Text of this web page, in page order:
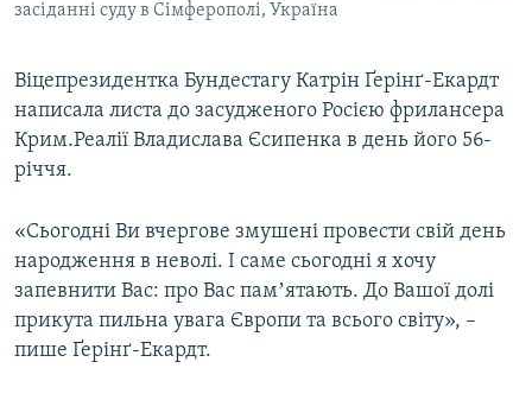
засіданні суду в Сімферополі, Україна
Віцепрезидентка Бундестагу Катрін Ґерінґ-Екардт
написала листа до засудженого Росією фрилансера
Крим.Реалії Владислава Єсипенка в день його 56-
річчя.
«Сьогодні Ви вчергове змушені провести свій день
народження в неволі. І саме сьогодні я хочу
запевнити Вас: про Вас памʼятають. До Вашої долі
прикута пильна увага Європи та всього світу», –
пише Ґерінґ-Екардт.